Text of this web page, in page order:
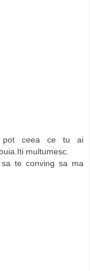
ceea ce tu ai
multumesc.
te conving sa ma